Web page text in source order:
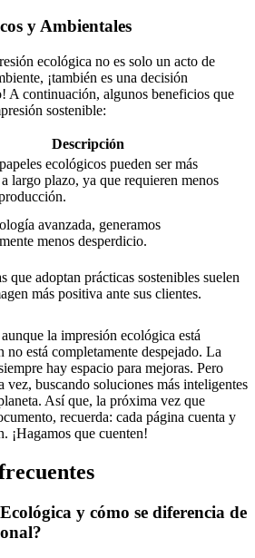
y Ambientales
ecológica no es solo un acto de
¡también es una decisión
A continuación, algunos beneficios que
sostenible:
Descripción
ecológicos pueden ser más
largo plazo, ya que requieren menos
avanzada, generamos
menos desperdicio.
que adoptan prácticas sostenibles suelen
más positiva ante sus clientes.
la impresión ecológica está
no está completamente despejado. La
hay espacio para mejoras. Pero
vez, buscando soluciones más inteligentes
Así que, la próxima vez que
recuerda: cada página cuenta y
¡Hagamos que cuenten!
y cómo se diferencia de